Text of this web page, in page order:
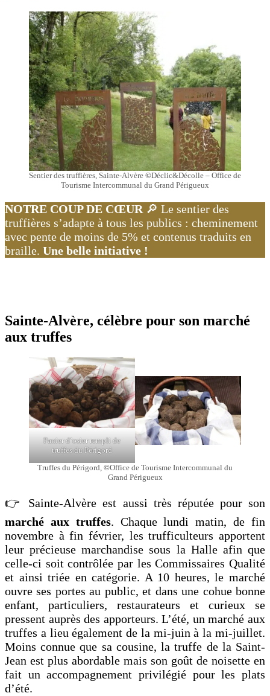
Sentier des truffières, Sainte-Alvère ©Déclic&Décolle – Office de
Tourisme Intercommunal du Grand Périgueux
NOTRE COUP DE CŒUR 🔎 Le sentier des
truffières s’adapte à tous les publics : cheminement
avec pente de moins de 5% et contenus traduits en
braille. Une belle initiative !
Sainte-Alvère, célèbre pour son marché
aux truffes
Panier d’osier rempli de
truffes du Périgord
Truffes du Périgord, ©Office de Tourisme Intercommunal du
Grand Périgueux
👉 Sainte-Alvère est aussi très réputée pour son
marché aux truffes. Chaque lundi matin, de fin
novembre à fin février, les trufficulteurs apportent
leur précieuse marchandise sous la Halle afin que
celle-ci soit contrôlée par les Commissaires Qualité
et ainsi triée en catégorie. A 10 heures, le marché
ouvre ses portes au public, et dans une cohue bonne
enfant, particuliers, restaurateurs et curieux se
pressent auprès des apporteurs. L’été, un marché aux
truffes a lieu également de la mi-juin à la mi-juillet.
Moins connue que sa cousine, la truffe de la Saint-
Jean est plus abordable mais son goût de noisette en
fait un accompagnement privilégié pour les plats
d’été.